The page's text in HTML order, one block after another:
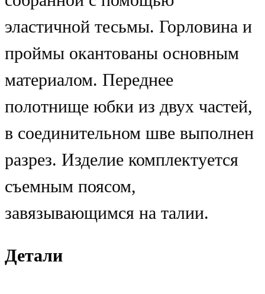
эластичной тесьмы. Горловина и
проймы окантованы основным
материалом. Переднее
полотнище юбки из двух частей,
в соединительном шве выполнен
разрез. Изделие комплектуется
съемным поясом,
завязывающимся на талии.
Детали